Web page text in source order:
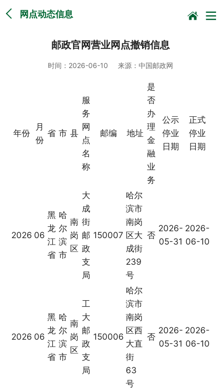
网点动态信息
邮政官网营业网点撤销信息
时间： 2026-06-10 来源： 中国邮政网
年份
月
份
省 市 县
服
务
网
点
名
称
邮编 地址
是
否
办
理
金
融
业
务
公示
停业
日期
正式
停业
日期
2026 06
黑
龙
江
省
哈
尔
滨
市
南
岗
区
大
成
街
邮
政
支
局
150007
哈尔
滨市
南岗
区大
成街
239
号
否
2026-
05-31
2026-
06-10
2026 06
黑
龙
江
省
哈
尔
滨
市
南
岗
区
工
大
邮
政
支
局
150006
哈尔
滨市
南岗
区西
大直
街
63
号
否
2026-
05-31
2026-
06-10